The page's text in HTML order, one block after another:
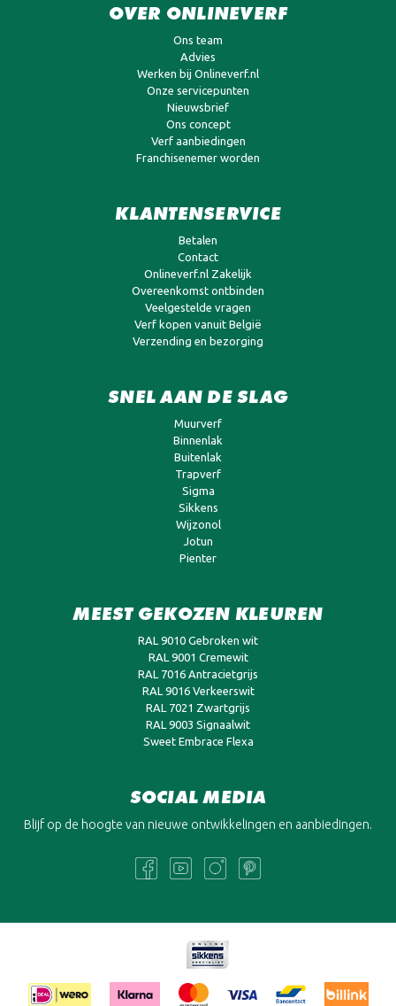
OVER ONLINEVERF
Ons team
Advies
Werken bij Onlineverf.nl
Onze servicepunten
Nieuwsbrief
Ons concept
Verf aanbiedingen
Franchisenemer worden
KLANTENSERVICE
Betalen
Contact
Onlineverf.nl Zakelijk
Overeenkomst ontbinden
Veelgestelde vragen
Verf kopen vanuit België
Verzending en bezorging
SNEL AAN DE SLAG
Muurverf
Binnenlak
Buitenlak
Trapverf
Sigma
Sikkens
Wijzonol
Jotun
Pienter
MEEST GEKOZEN KLEUREN
RAL 9010 Gebroken wit
RAL 9001 Cremewit
RAL 7016 Antracietgrijs
RAL 9016 Verkeerswit
RAL 7021 Zwartgrijs
RAL 9003 Signaalwit
Sweet Embrace Flexa
SOCIAL MEDIA
Blijf op de hoogte van nieuwe ontwikkelingen en aanbiedingen.